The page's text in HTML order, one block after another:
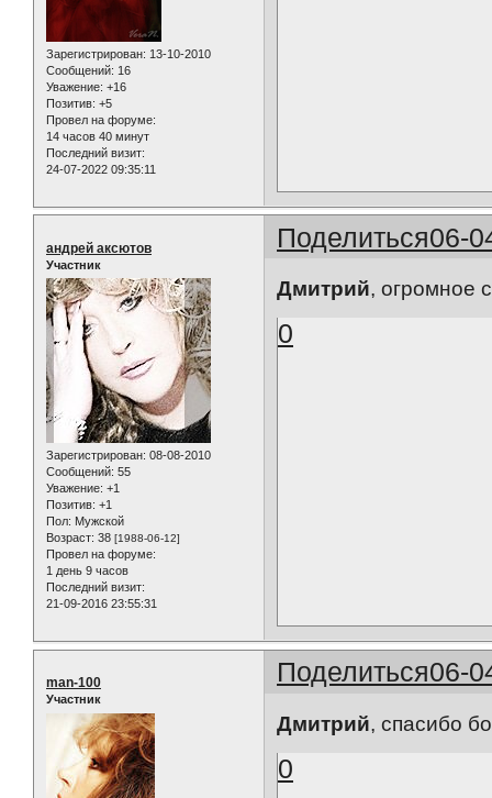
Зарегистрирован: 13-10-2010
Сообщений: 16
Уважение: +16
Позитив: +5
Провел на форуме:
14 часов 40 минут
Последний визит:
24-07-2022 09:35:11
Поделиться06-
андрей аксютов
Участник
Зарегистрирован: 08-08-2010
Сообщений: 55
Уважение: +1
Позитив: +1
Пол: Мужской
Возраст: 38 [1988-06-12]
Провел на форуме:
1 день 9 часов
Последний визит:
21-09-2016 23:55:31
Дмитрий, огромное
0
Поделиться06-
man-100
Участник
Дмитрий, спасибо
0